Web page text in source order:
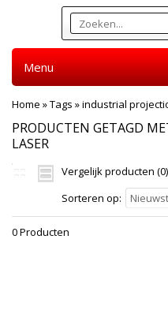
Menu
Home »Tags »industrial
PRODUCTEN GETAGD
LASER
Vergelijk producten (0)
Sorteren op:
0 Producten